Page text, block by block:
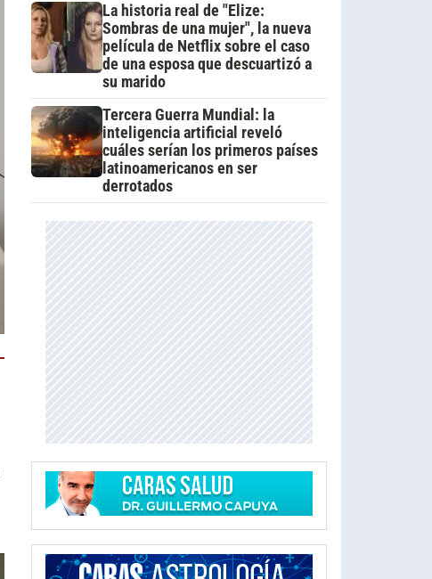
La historia real de "Elize:
Sombras de una mujer", la nueva
película de Netflix sobre el caso
de una esposa que descuartizó a
su marido
Tercera Guerra Mundial: la
inteligencia artificial reveló
cuáles serían los primeros países
latinoamericanos en ser
derrotados